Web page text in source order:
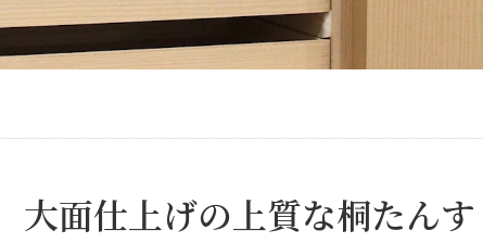
大面仕上げの上質な桐たんす